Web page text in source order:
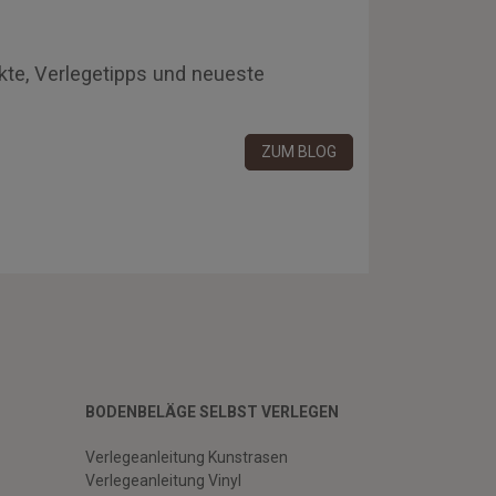
Verlegetipps und neueste
ZUM BLOG
BODENBELÄGE SELBST VERLEGEN
Verlegeanleitung Kunstrasen
Verlegeanleitung Vinyl